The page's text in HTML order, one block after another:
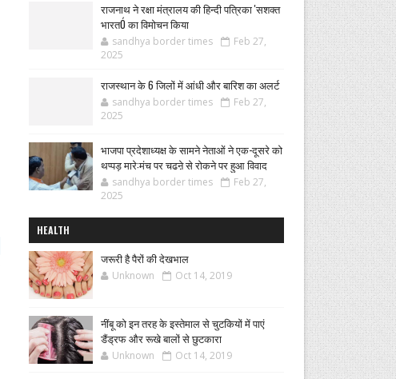
राजनाथ ने रक्षा मंत्रालय की हिन्दी पत्रिका 'सशक्त
भारतÓ का विमोचन किया
sandhya border times
Feb 27,
2025
राजस्थान के 6 जिलों में आंधी और बारिश का अलर्ट
sandhya border times
Feb 27,
2025
भाजपा प्रदेशाध्यक्ष के सामने नेताओं ने एक-दूसरे को
थप्पड़ मारे:मंच पर चढऩे से रोकने पर हुआ विवाद
sandhya border times
Feb 27,
2025
HEALTH
जरूरी है पैरों की देखभाल
Unknown Oct 14, 2019
नींबू को इन तरह के इस्तेमाल से चुटकियों में पाएं
डैंड्रफ और रूखे बालों से छुटकारा
Unknown Oct 14, 2019